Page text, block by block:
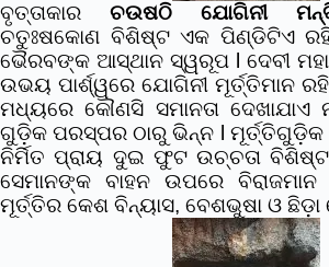
ବୃତ୍ତାକାର ଚଉଷଠି ଯୋଗିନୀ
ଚତୁଃଷକୋଣ ବିଶିଷ୍ଟ ଏକ ପିଣ୍ଡିଟିଏ
ଭୈରବଙ୍କ ଆସ୍ଥାନ ସ୍ୱରୂପ l ଦେବୀ
ଉଭୟ ପାର୍ଶ୍ୱରେ ଯୋଗିନୀ ମୂର୍ତ୍ତିମାନ
ମଧ୍ୟରେ କୌଣସି ସମାନତା ଦେଖାଯାଏ
ଗୁଡ଼ିକ ପରସ୍ପର ଠାରୁ ଭିନ୍ନ l
ନିର୍ମିତ ପ୍ରାୟ ଦୁଇ ଫୁଟ ଉଚ୍ଚତା
ସେମାନଙ୍କ ବାହନ ଉପରେ
ମୂର୍ତ୍ତିର କେଶ ବିନ୍ୟାସ, ବେଶଭୁଷା ଓ ଛିଡ଼ା